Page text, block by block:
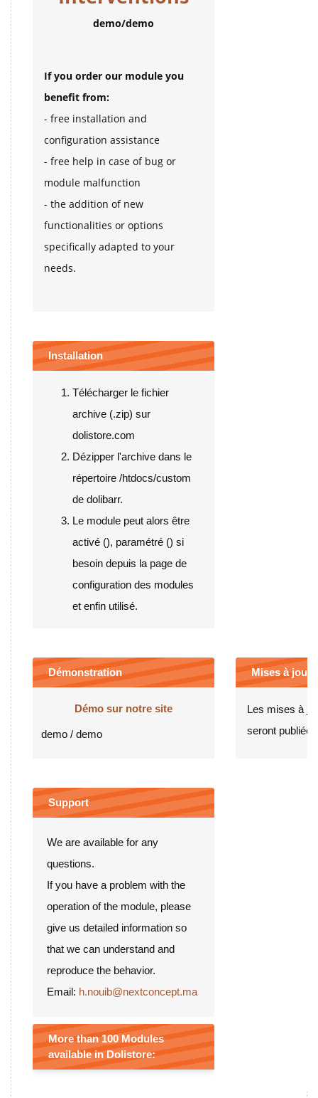
demo/demo
If you order our module you
benefit from:
- free installation and
configuration assistance
- free help in case of bug or
module malfunction
- the addition of new
functionalities or options
specifically adapted to your
needs.
Installation
Télécharger le fichier
archive (.zip) sur
dolistore.com
Dézipper l'archive dans le
répertoire /htdocs/custom
de dolibarr.
Le module peut alors être
activé (), paramétré () si
besoin depuis la page de
configuration des modules
et enfin utilisé.
Démonstration
Démo sur notre site
demo / demo
Mises à jour
Les mises à
seront
Support
We are available for any
questions.
If you have a problem with the
operation of the module, please
give us detailed information so
that we can understand and
reproduce the behavior.
Email: h.nouib@nextconcept.ma
More than 100 Modules
available in Dolistore: